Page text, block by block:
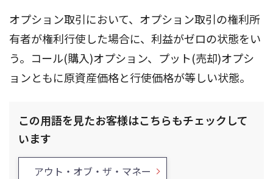
オプション取引において、オプション取引の権利所
有者が権利行使した場合に、利益がゼロの状態をい
う。コール(購入)オプション、プット(売却)オプシ
ョンともに原資産価格と行使価格が等しい状態。
この用語を見たお客様はこちらもチェックして
います
アウト・オブ・ザ・マネー